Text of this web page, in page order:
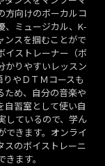
方向けのボーカルコ
、ミュージカル、K-
ンスを掴むことがで
イストレーナー（ボ
かりやすいレッスン
やＤＴＭコースも
ため、自分の音楽や
自習室として使い自
しているので、学ん
できます。オンライ
スのボイストレーニ
ます。